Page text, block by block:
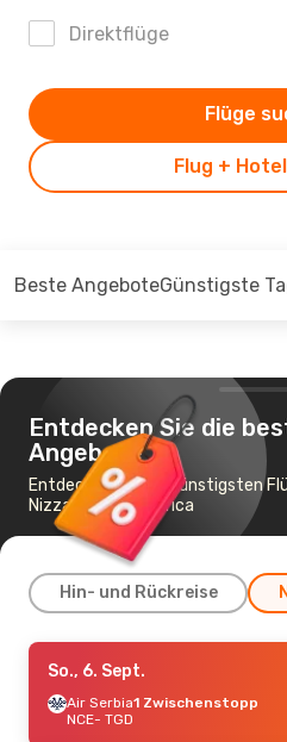
Direktflüge
Flug +
Flüge
Beste AngeboteGünstigste
Entdecken Sie die
Angebote
Entdecken Sie die günstigsten
Nizza nach Podgorica
Hin- und Rückreise
Fr., 28. Aug.
Lot Polish Airlines
1 Zwischenstopp
So., 6. Sept.
Air Serbia1 Zwischenstopp
NCE- TGD